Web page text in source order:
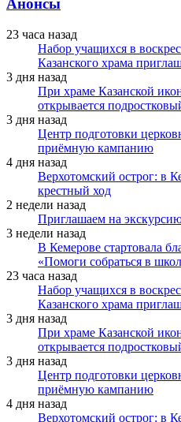
Анонсы
23 часа назад
Набор учащихся в
Казанского храма
3 дня назад
При храме Казанской
открывается
3 дня назад
Центр подготовки
приёмную кампанию
4 дня назад
Верхотомский острог: в
крестный ход
2 недели назад
Приглашаем на
3 недели назад
В Кемерове стартовала
«Помоги собраться в
23 часа назад
Набор учащихся в
Казанского храма
3 дня назад
При храме Казанской
открывается
3 дня назад
Центр подготовки
приёмную кампанию
4 дня назад
Верхотомский острог: в